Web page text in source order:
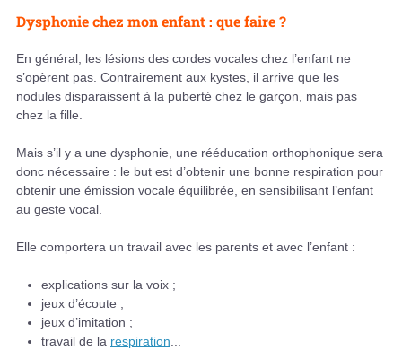
Dysphonie chez mon enfant : que faire ?
En général, les lésions des cordes vocales chez l’enfant ne
s’opèrent pas. Contrairement aux kystes, il arrive que les
nodules disparaissent à la puberté chez le garçon, mais pas
chez la fille.
Mais s’il y a une dysphonie, une rééducation orthophonique sera
donc nécessaire : le but est d’obtenir une bonne respiration pour
obtenir une émission vocale équilibrée, en sensibilisant l’enfant
au geste vocal.
Elle comportera un travail avec les parents et avec l’enfant :
explications sur la voix ;
jeux d’écoute ;
jeux d’imitation ;
travail de la respiration